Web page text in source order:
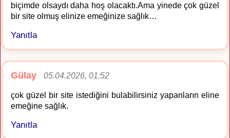
biçimde olsaydı daha hoş olacaktı.Ama yinede çok güzel
bir site olmuş elinize emeğinize sağlık…
Yanıtla
Gülay 05.04.2026, 01:52
çok güzel bir site istediğini bulabilirsiniz yapanların eline
emeğine sağlık.
Yanıtla